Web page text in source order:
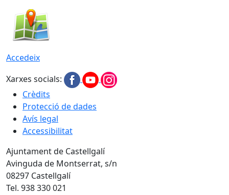
Accedeix
Xarxes socials:
Crèdits
Protecció de dades
Avís legal
Accessibilitat
Ajuntament de Castellgalí
Avinguda de Montserrat, s/n
08297 Castellgalí
Tel. 938 330 021